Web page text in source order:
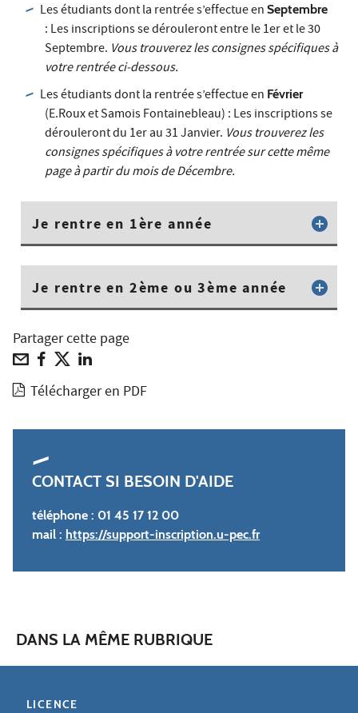
Les étudiants dont la rentrée s’effectue enSeptembre
: Les inscriptions se dérouleront entre le 1er et le 30
Septembre. Vous trouverez les consignes spécifiques à
votre rentrée ci-dessous.
Les étudiants dont la rentrée s’effectue en Février
(E.Roux et Samois Fontainebleau) : Les inscriptions se
dérouleront du 1er au 31 Janvier. Vous trouverez les
consignes spécifiques à votre rentrée sur cette même
page à partir du mois de Décembre.
Je rentre en 1ère année
Je rentre en 2ème ou 3ème année
Partager cette page
Télécharger en PDF
CONTACT SI BESOIN D'AIDE
téléphone : 01 45 17 12 00
mail : https://support-inscription.u-pec.fr
DANS LA MÊME RUBRIQUE
LICENCE